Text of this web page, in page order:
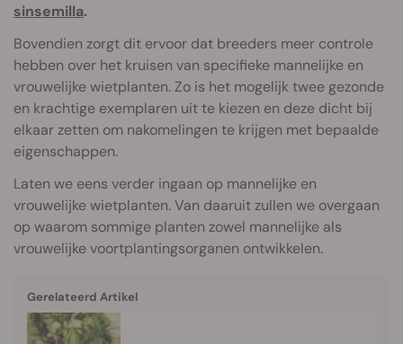
sinsemilla.
Bovendien zorgt dit ervoor dat breeders meer controle
hebben over het kruisen van specifieke mannelijke en
vrouwelijke wietplanten. Zo is het mogelijk twee gezonde
en krachtige exemplaren uit te kiezen en deze dicht bij
elkaar zetten om nakomelingen te krijgen met bepaalde
eigenschappen.
Laten we eens verder ingaan op mannelijke en
vrouwelijke wietplanten. Van daaruit zullen we overgaan
op waarom sommige planten zowel mannelijke als
vrouwelijke voortplantingsorganen ontwikkelen.
Gerelateerd Artikel